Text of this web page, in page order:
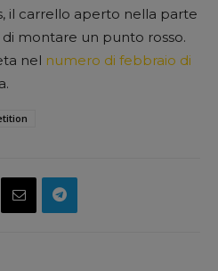
il carrello aperto nella parte
montare un punto rosso.
nel numero di febbraio di